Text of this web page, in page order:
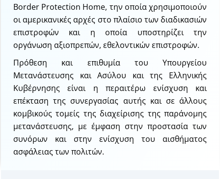
Border Protection Home, την οποία χρησιμοποιούν
οι αμερικανικές αρχές στο πλαίσιο των διαδικασιών
επιστροφών και η οποία υποστηρίζει την
οργάνωση αξιοπρεπών, εθελοντικών επιστροφών.
Πρόθεση και επιθυμία του Υπουργείου
Μετανάστευσης και Ασύλου και της Ελληνικής
Κυβέρνησης είναι η περαιτέρω ενίσχυση και
επέκταση της συνεργασίας αυτής και σε άλλους
κομβικούς τομείς της διαχείρισης της παράνομης
μετανάστευσης, με έμφαση στην προστασία των
συνόρων και στην ενίσχυση του αισθήματος
ασφάλειας των πολιτών.